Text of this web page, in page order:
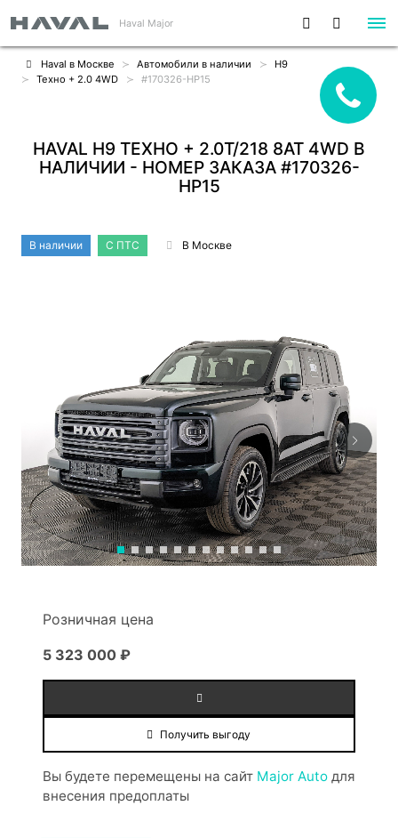
Haval Major
Haval в Москве Автомобили в наличии
H9
Техно + 2.0 4WD
#170326-HP15
HAVAL H9 ТЕХНО + 2.0T/218 8AT 4WD В
НАЛИЧИИ - НОМЕР ЗАКАЗА #170326-
HP15
В наличии С ПТС В Москве
Розничная цена
5 323 000 ₽
Получить выгоду
Вы будете перемещены на сайт Major Auto для
внесения предоплаты